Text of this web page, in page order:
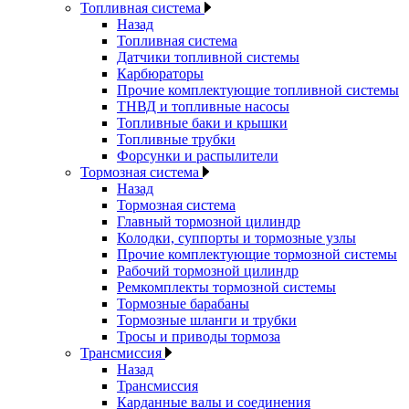
Топливная система
Назад
Топливная система
Датчики топливной системы
Карбюраторы
Прочие комплектующие топливной системы
ТНВД и топливные насосы
Топливные баки и крышки
Топливные трубки
Форсунки и распылители
Тормозная система
Назад
Тормозная система
Главный тормозной цилиндр
Колодки, суппорты и тормозные узлы
Прочие комплектующие тормозной системы
Рабочий тормозной цилиндр
Ремкомплекты тормозной системы
Тормозные барабаны
Тормозные шланги и трубки
Тросы и приводы тормоза
Трансмиссия
Назад
Трансмиссия
Карданные валы и соединения